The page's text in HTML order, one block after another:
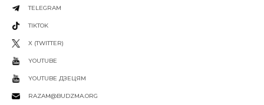
TELEGRAM
TIKTOK
X (TWITTER)
YOUTUBE
YOUTUBE ДЗЕЦЯМ
RAZAM@BUDZMA.ORG